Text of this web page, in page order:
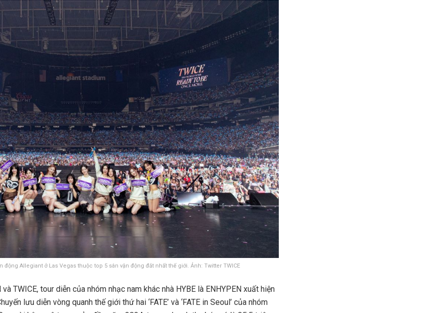
động Allegiant ở Las Vegas thuộc top 5 sân vận động đắt nhất thế giới. Ảnh: Twitter TWICE
TWICE, tour diễn của nhóm nhạc nam khác nhà HYBE là ENHYPEN xuất hiện
lưu diễn vòng quanh thế giới thứ hai ‘FATE’ và ‘FATE in Seoul’ của nhóm